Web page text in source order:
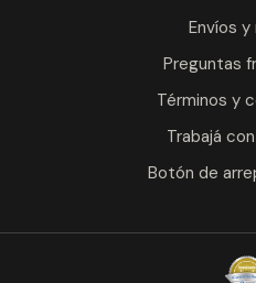
Envíos
Preguntas
Términos y
Trabajá
Botón de